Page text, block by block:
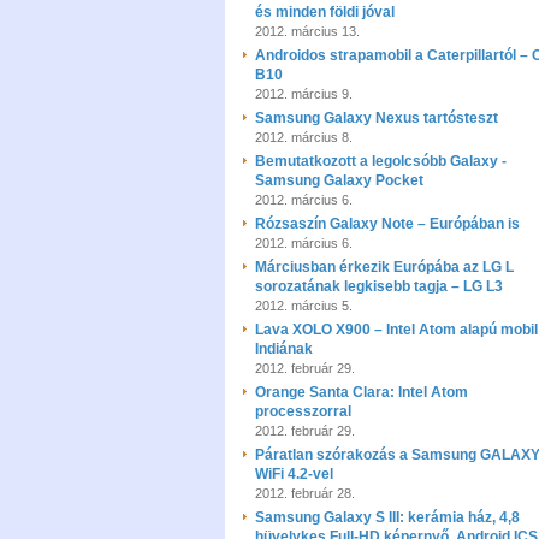
és minden földi jóval
2012. március 13.
Androidos strapamobil a Caterpillartól –
B10
2012. március 9.
Samsung Galaxy Nexus tartósteszt
2012. március 8.
Bemutatkozott a legolcsóbb Galaxy -
Samsung Galaxy Pocket
2012. március 6.
Rózsaszín Galaxy Note – Európában is
2012. március 6.
Márciusban érkezik Európába az LG L
sorozatának legkisebb tagja – LG L3
2012. március 5.
Lava XOLO X900 – Intel Atom alapú mobil
Indiának
2012. február 29.
Orange Santa Clara: Intel Atom
processzorral
2012. február 29.
Páratlan szórakozás a Samsung
WiFi 4.2-vel
2012. február 28.
Samsung Galaxy S III: kerámia ház, 4,8